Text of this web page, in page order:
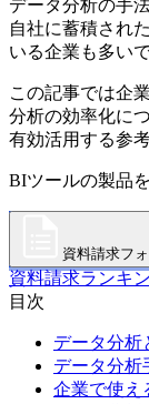
データ分析の手
自社に蓄積され
いる企業も多い
この記事では企
分析の効率化に
有効活用する参
BIツールの製品
資料請求フ
資料請求ランキ
目次
データ分析
データ分析
企業で使え